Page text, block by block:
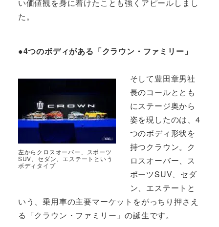
い価値観を身に着けたことも強くアピールしまし
た。
●4つのボディがある「クラウン・ファミリー」
左からクロスオーバー、スポーツ
SUV、セダン、エステートという
ボディタイプ
そして豊田章男社
長のコールととも
にステージ奥から
姿を現したのは、4
つのボディ形状を
持つクラウン。ク
ロスオーバー、ス
ポーツSUV、セダ
ン、エステートと
いう、乗用車の主要マーケットをがっちり押さえ
る「クラウン・ファミリー」の誕生です。